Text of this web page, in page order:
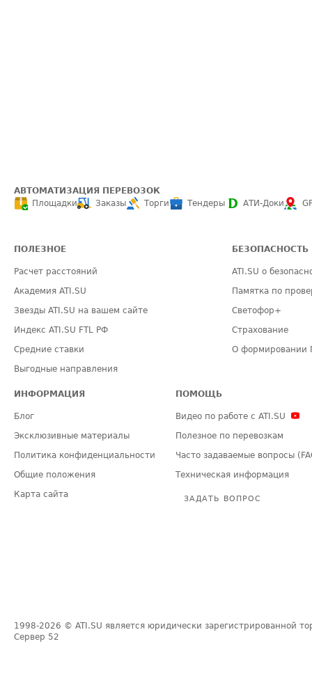
АВТОМАТИЗАЦИЯ ПЕРЕВОЗОК
Площадки
Заказы Торги Тендеры АТИ-Доки
ПОЛЕЗНОЕ
Расчет расстояний
Академия ATI.SU
Звезды ATI.SU на вашем сайте
Индекс ATI.SU FTL РФ
Средние ставки
Выгодные направления
БЕЗОПАСНОСТЬ
ATI.SU о
Памятка по
Светофор+
Страхование
О формировании
ИНФОРМАЦИЯ
Блог
Эксклюзивные материалы
Политика конфиденциальности
Общие положения
Карта сайта
ПОМОЩЬ
Видео по работе с ATI.SU
Полезное по перевозкам
Часто задаваемые вопросы
Техническая информация
ЗАДАТЬ ВОПРОС
1998-2026 © ATI.SU является юридически зарегистрированной
Сервер 52